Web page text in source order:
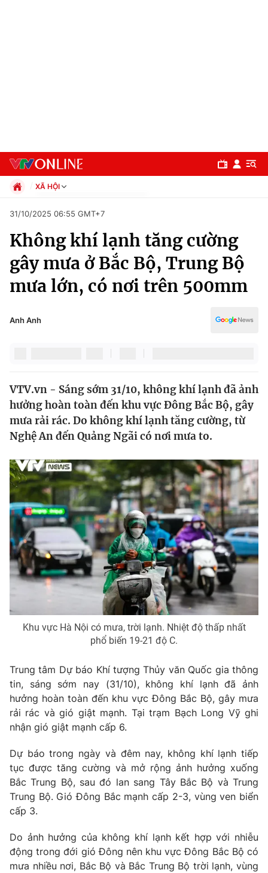
Chuyên mục
Chính trị
Thế giới
Tin tức
Thế giới đó đây
Câu chuyện quốc tế
Kinh tế
Tài chính
Thị trường
Góc doanh nghiệp
Dữ liệu và đời sống
Truyền hình
Phim VTV
Hậu trường
Nhân vật
Khán giả
Giải sao mai
Giải trí
Điện ảnh
Âm nhạc
Sao
Đời sống
Du lịch
Làm đẹp
Giáo dục
Học trực tuyến
Hitech Công nghệ tương lai
Sản phẩm
Thị trường
Tư vấn
Giao lưu trực tuyến
Lịch phát sóng
Chuyên mục khác
Emagazine Podcast
Video Shorts video
XÃ HỘI
Xã hội
Pháp luật
Kinh tế
Thể thao
Truyền hình
Văn hóa - Giải trí
31/10/2025 06:55 GMT+7
Không khí lạnh tăng cường
gây mưa ở Bắc Bộ, Trung Bộ
mưa lớn, có nơi trên 500mm
Anh Anh
VTV.vn - Sáng sớm 31/10, không khí lạnh đã ảnh
hưởng hoàn toàn đến khu vực Đông Bắc Bộ, gây
mưa rải rác. Do không khí lạnh tăng cường, từ
Nghệ An đến Quảng Ngãi có nơi mưa to.
Khu vực Hà Nội có mưa, trời lạnh. Nhiệt độ thấp nhất
phổ biến 19-21 độ C.
Trung tâm Dự báo Khí tượng Thủy văn Quốc gia thông
tin, sáng sớm nay (31/10), không khí lạnh đã ảnh
hưởng hoàn toàn đến khu vực Đông Bắc Bộ, gây mưa
rải rác và gió giật mạnh. Tại trạm Bạch Long Vỹ ghi
nhận gió giật mạnh cấp 6.
Dự báo trong ngày và đêm nay, không khí lạnh tiếp
tục được tăng cường và mở rộng ảnh hưởng xuống
Bắc Trung Bộ, sau đó lan sang Tây Bắc Bộ và Trung
Trung Bộ. Gió Đông Bắc mạnh cấp 2-3, vùng ven biển
cấp 3.
Do ảnh hưởng của không khí lạnh kết hợp với nhiễu
động trong đới gió Đông nên khu vực Đông Bắc Bộ có
mưa nhiều nơi, Bắc Bộ và Bắc Trung Bộ trời lạnh, vùng